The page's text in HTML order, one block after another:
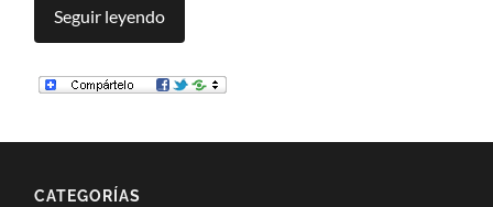
Seguir leyendo
CATEGORÍAS